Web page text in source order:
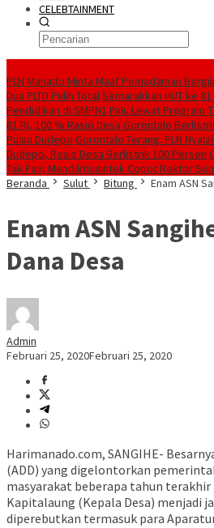
CELEBTAINMENT
PLN Manado Minta Maaf Pemadaman
Dua PLTD Pulih TotalSemarakkan HUT ke
Pendidikan di SMPN1 Palu Lewat Program
81 RI, 100 % Rasio Desa Gorontalo
Pulau Dudepo Gorontalo Terang. PLN
Dudepo, Rasio Desa Berlistrik 100 Persen
Tak Fair, Mendiktisaintek Copot Rektor
Beranda
Sulut Bitung Enam ASN
Enam ASN
Dana Desa
Admin
Februari 25, 2020Februari 25, 2020
Harimanado.com, SANGIHE-
(ADD) yang digelontorkan
masyarakat beberapa tahun
Kapitalaung (Kepala Desa) menjadi
diperebutkan termasuk para